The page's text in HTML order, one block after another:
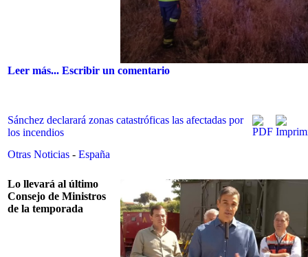
Leer más... Escribir un comentario
Sánchez declarará zonas catastróficas las afectadas por
los incendios
Otras Noticias - España
Lo llevará al último
Consejo de Ministros
de la temporada